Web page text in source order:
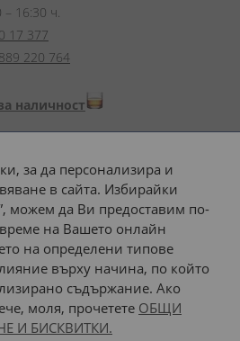
– 16:30 ч.
17 377
220 764
наличност
на плащане:
до адрес с:
наш транспорт
за да персонализира и
в сайта. Избирайки
можем да Ви предоставим по-
на Вашето онлайн
на определени типове
върху начина, по който
съдържание. Ако
моля, прочетете ОБЩИ
И БИСКВИТКИ.